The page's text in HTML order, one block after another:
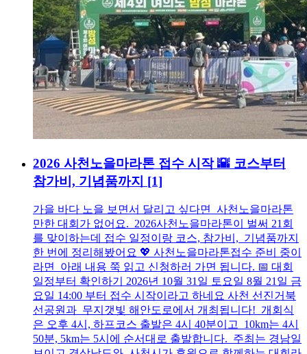
2026 사천노을마라톤 접수 시작 🌇 코스부터
참가비, 기념품까지 [1]
가을 바다 노을 보면서 달리고 싶다면 사천노을마라톤
만한 대회가 없어요. 2026사천노을마라톤이 벌써 21회
를 맞이하는데 접수 일정이랑 코스, 참가비, 기념품까지
한 번에 정리해봤어요 💖 사천노을마라톤접수 준비 중이
라면 아래 내용 쭉 읽고 신청하러 가면 됩니다. 📅 대회
일정부터 확인하기 2026년 10월 31일 토요일 8월 21일 금
요일 14:00 부터 접수 시작이라고 하네요 사천 선진거북
선공원과 무지갯빛 해안도로에서 개최됩니다! 개회식
은 오후 4시, 하프코스 출발은 4시 40분이고 10km는 4시
50분, 5km는 5시에 순서대로 출발합니다. 주최는 경남일